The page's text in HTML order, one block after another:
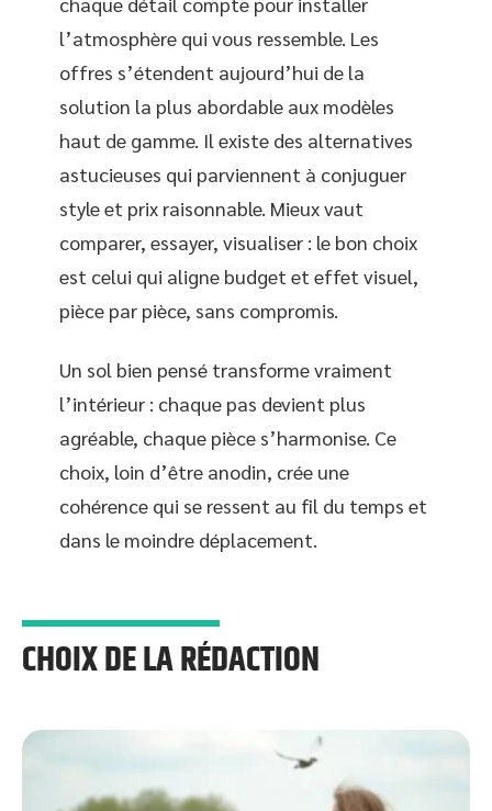
l’atmosphère qui vous ressemble. Les
offres s’étendent aujourd’hui de la
solution la plus abordable aux modèles
haut de gamme. Il existe des alternatives
astucieuses qui parviennent à conjuguer
style et prix raisonnable. Mieux vaut
comparer, essayer, visualiser : le bon choix
est celui qui aligne budget et effet visuel,
pièce par pièce, sans compromis.
Un sol bien pensé transforme vraiment
l’intérieur : chaque pas devient plus
agréable, chaque pièce s’harmonise. Ce
choix, loin d’être anodin, crée une
cohérence qui se ressent au fil du temps et
dans le moindre déplacement.
CHOIX DE LA RÉDACTION